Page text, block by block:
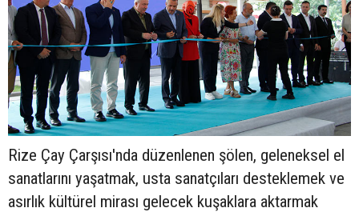
Rize Çay Çarşısı'nda düzenlenen şölen, geleneksel el
sanatlarını yaşatmak, usta sanatçıları desteklemek ve
asırlık kültürel mirası gelecek kuşaklara aktarmak